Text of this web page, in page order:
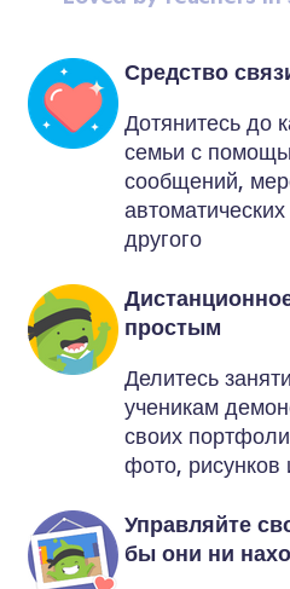
Средство
Дотянитесь до
семьи с
сообщений,
другого
простым
Делитесь
ученикам
своих
фото, рисунков
Управляйте
бы они ни